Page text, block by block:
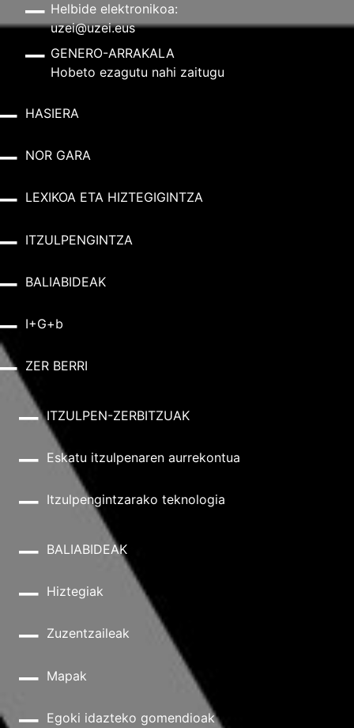
Helbide elektronikoa:
uzei@uzei.eus
GENERO-ARRAKALA
Hobeto ezagutu nahi zaitugu
HASIERA
NOR GARA
LEXIKOA ETA HIZTEGIGINTZA
ITZULPENGINTZA
BALIABIDEAK
I+G+b
ZER BERRI
ITZULPEN-ZERBITZUAK
Eskatu itzulpenaren aurrekontua
Itzulpengintzarako teknologia
BALIABIDEAK
Hiztegiak
Zuzentzaileak
Mapak
Egoki idazteko gomendioak